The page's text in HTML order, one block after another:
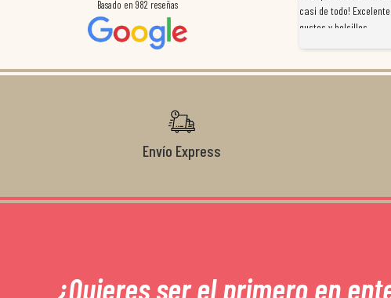
Basado en 982 reseñas
preocuparon por ayudarnos en todo. Gracias a Sergio,
magnífico gestor... atento, amable, un servicio de 10.
Gracias de nuevo por todo!
casi de todo!
gustos y bolsillos
Envío Express
¿Quieres ser el primero en